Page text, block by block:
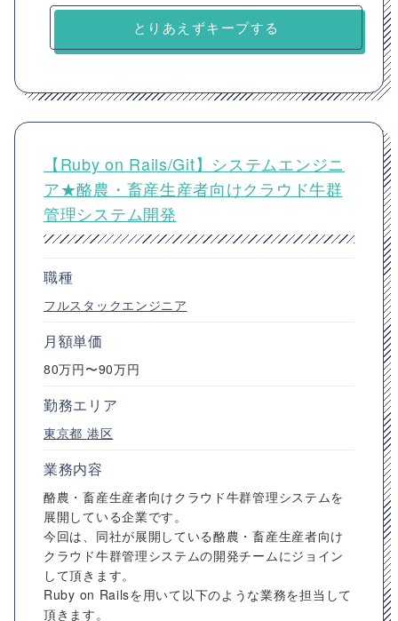
とりあえずキープする
【Ruby on Rails/Git】システムエンジニ
ア★酪農・畜産生産者向けクラウド牛群
管理システム開発
職種
フルスタックエンジニア
月額単価
80万円〜90万円
勤務エリア
東京都 港区
業務内容
酪農・畜産生産者向けクラウド牛群管理システムを
展開している企業です。
今回は、同社が展開している酪農・畜産生産者向け
クラウド牛群管理システムの開発チームにジョイン
して頂きます。
Ruby on Railsを用いて以下のような業務を担当して
頂きます。